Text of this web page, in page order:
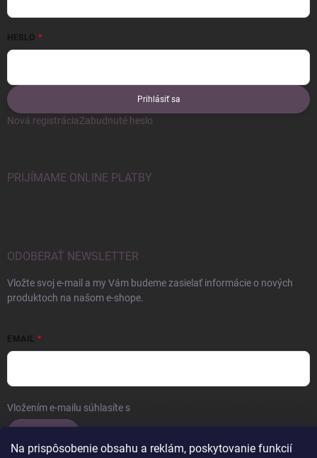
Na prispôsobenie obsahu a reklám, poskytovanie funkcií
HESLO
Prihlásiť sa
Nová registráciaZabudnuté heslo
PRIJÍMAME ONLINE PLATBY
ODOBERAŤ NEWSLETTER
Vložte svoj e-mail a my Vám budeme zasielať informácie o nových
produktoch na našom e-shope.
EMAIL
Vložením e-mailu súhlasíte s